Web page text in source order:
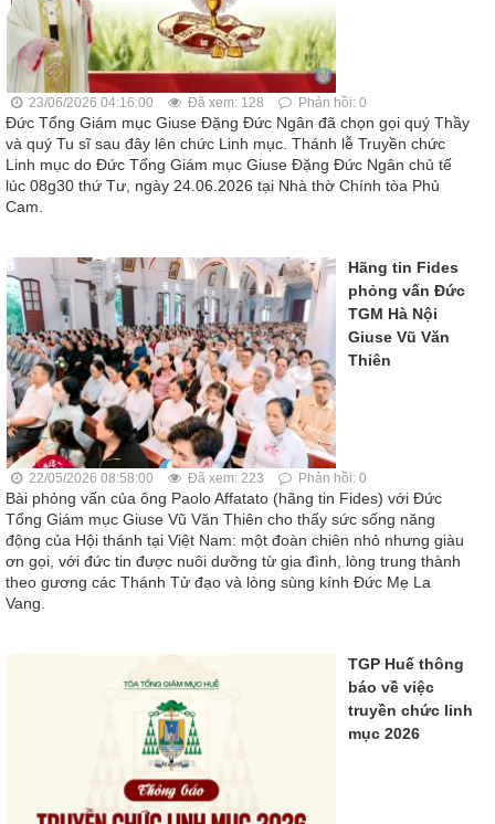
23/06/2026 04:16:00 Đã xem: 128 Phản hồi: 0
Đức Tổng Giám mục Giuse Đặng Đức Ngân đã chọn gọi quý Thầy
và quý Tu sĩ sau đây lên chức Linh mục. Thánh lễ Truyền chức
Linh mục do Đức Tổng Giám mục Giuse Đặng Đức Ngân chủ tế
lúc 08g30 thứ Tư, ngày 24.06.2026 tại Nhà thờ Chính tòa Phủ
Cam.
Hãng tin Fides
phỏng vấn Đức
TGM Hà Nội
Giuse Vũ Văn
Thiên
22/05/2026 08:58:00 Đã xem: 223 Phản hồi: 0
Bài phỏng vấn của ông Paolo Affatato (hãng tin Fides) với Đức
Tổng Giám mục Giuse Vũ Văn Thiên cho thấy sức sống năng
động của Hội thánh tại Việt Nam: một đoàn chiên nhỏ nhưng giàu
ơn gọi, với đức tin được nuôi dưỡng từ gia đình, lòng trung thành
theo gương các Thánh Tử đạo và lòng sùng kính Đức Mẹ La
Vang.
TGP Huế thông
báo về việc
truyền chức linh
mục 2026